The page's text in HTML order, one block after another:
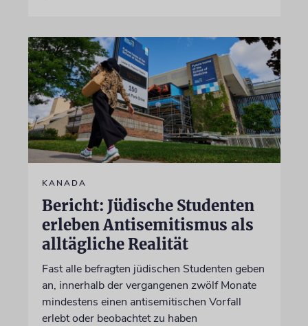
KANADA
Bericht: Jüdische Studenten
erleben Antisemitismus als
alltägliche Realität
Fast alle befragten jüdischen Studenten geben
an, innerhalb der vergangenen zwölf Monate
mindestens einen antisemitischen Vorfall
erlebt oder beobachtet zu haben